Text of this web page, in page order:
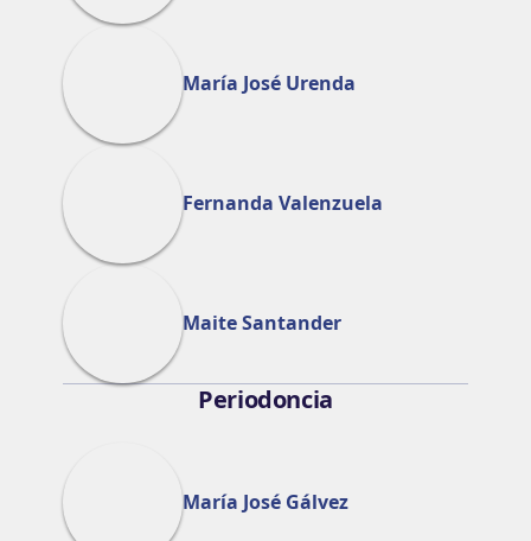
María José Urenda
Fernanda Valenzuela
Maite Santander
Periodoncia
María José Gálvez